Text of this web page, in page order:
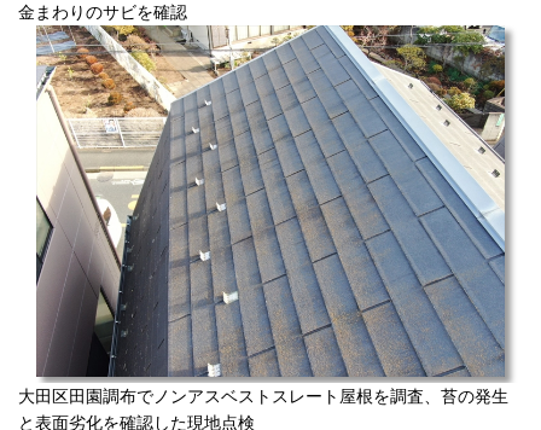
金まわりのサビを確認
大田区田園調布でノンアスベストスレート屋根を調査、苔の発生
と表面劣化を確認した現地点検